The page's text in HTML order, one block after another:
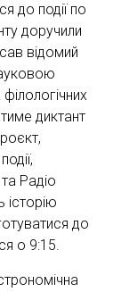
до події по
доручили
відомий
диктант
Радіо
історію
до
о 9:15.